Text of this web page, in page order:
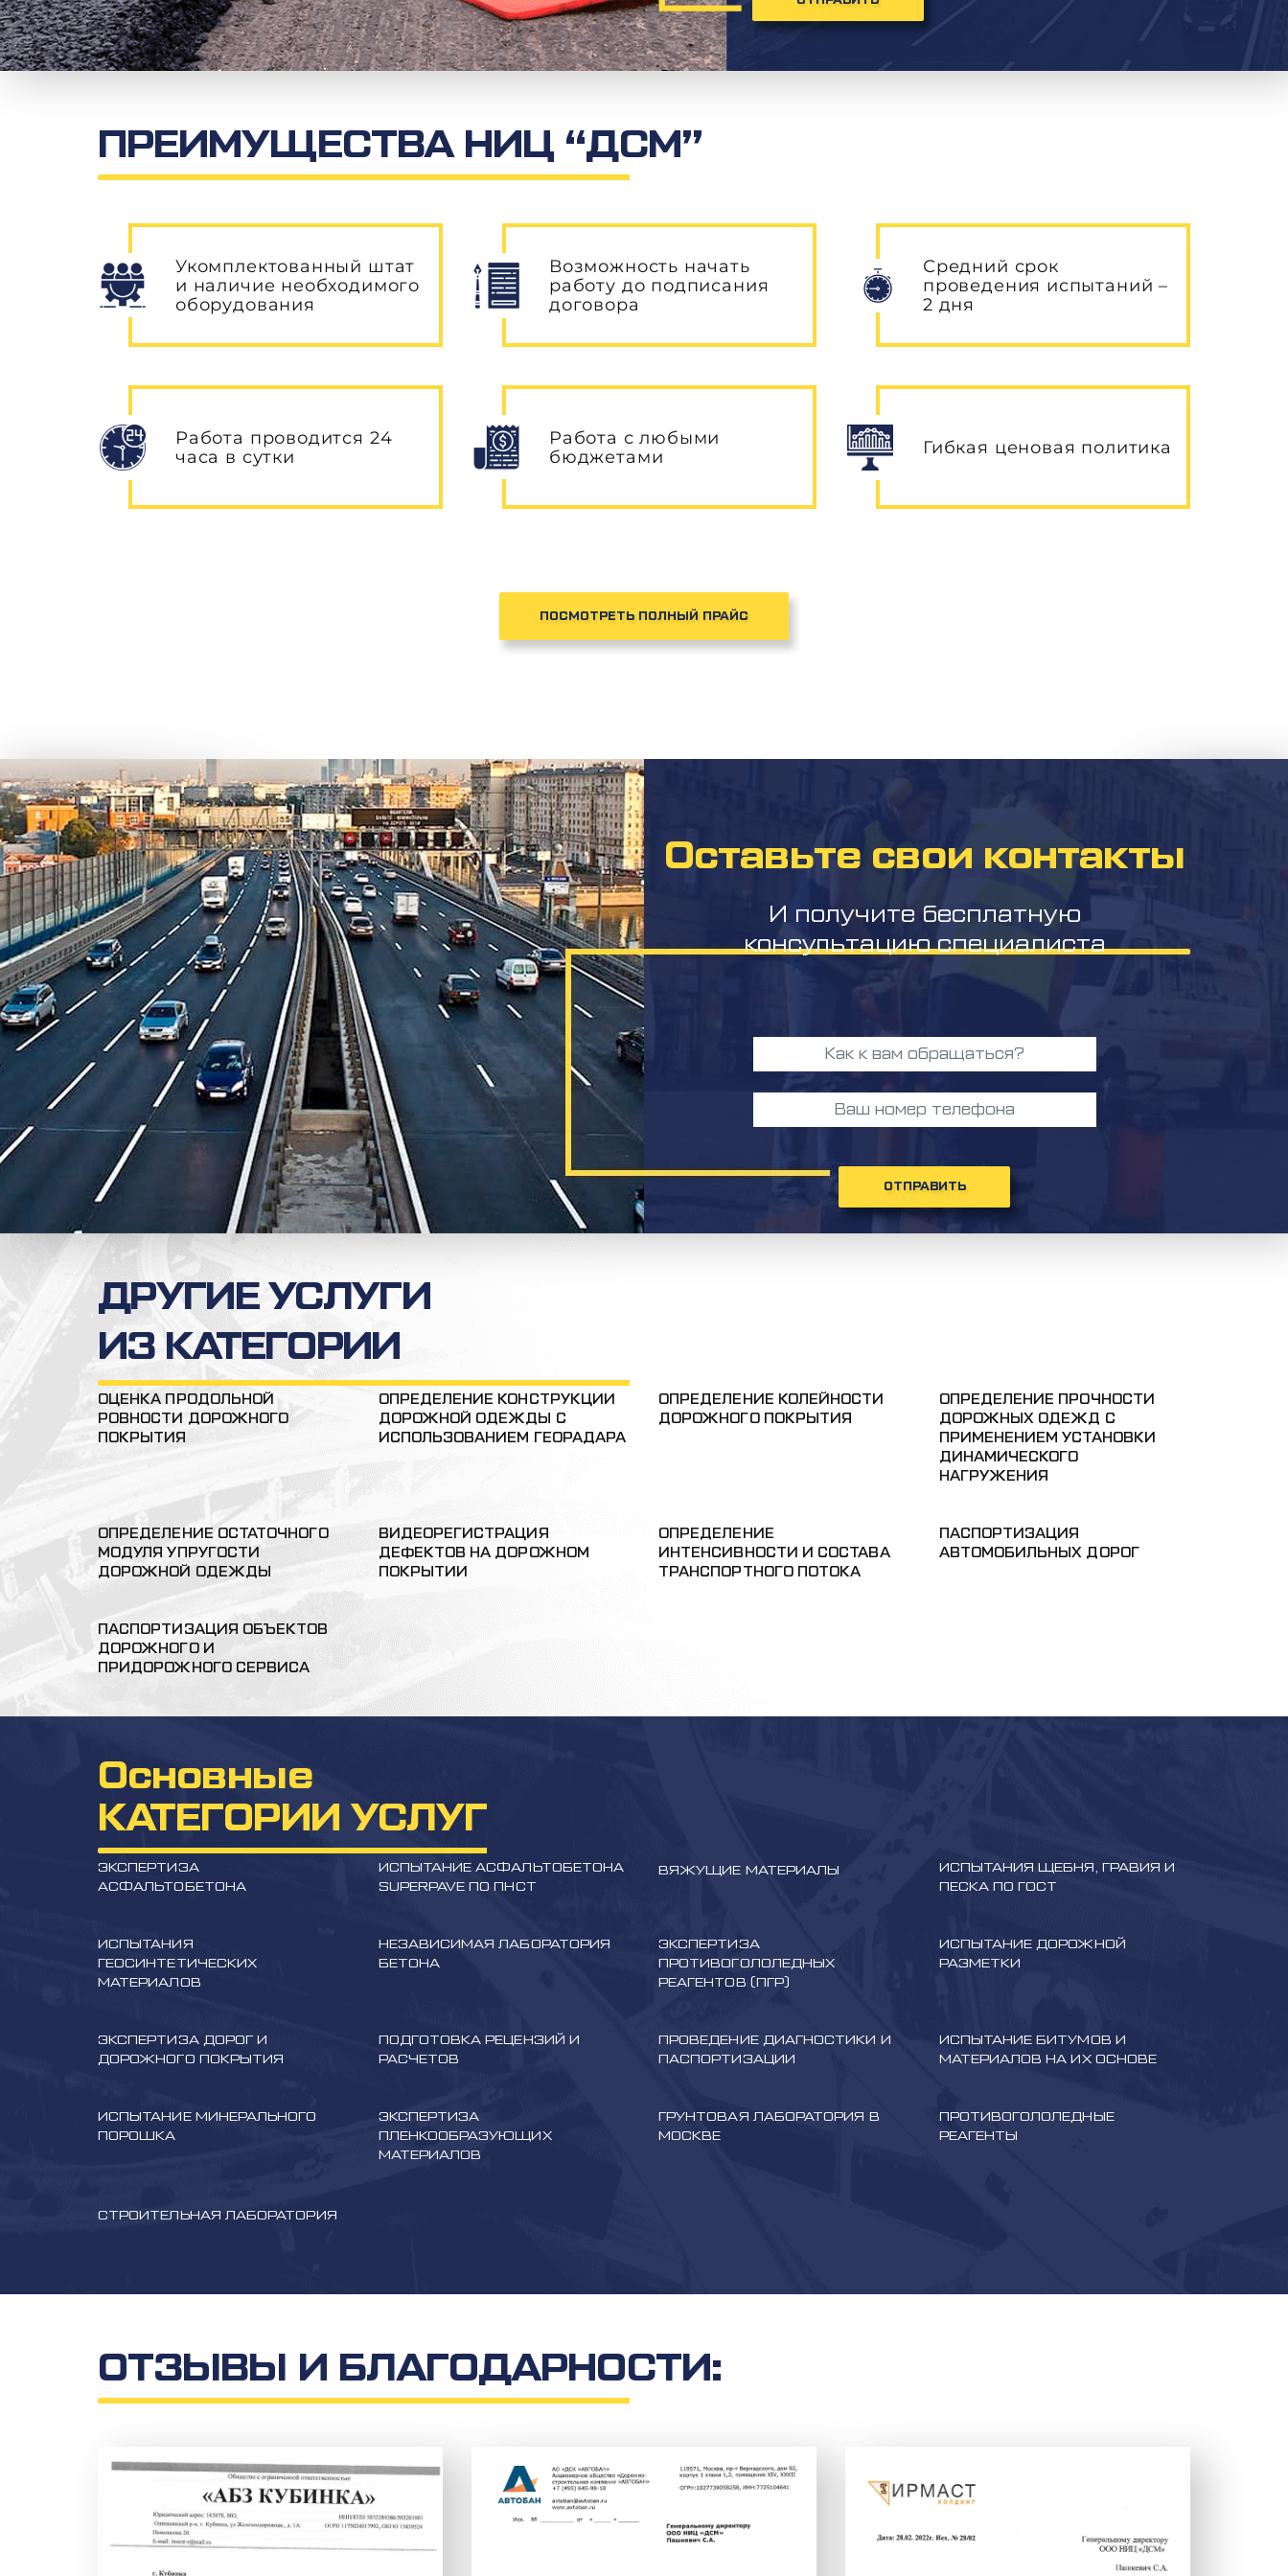
ПРЕИМУЩЕСТВА НИЦ “ДСМ”
Укомплектованный штат
и наличие необходимого
оборудования
Возможность начать
работу до подписания
договора
Средний срок
проведения испытаний –
2 дня
Работа проводится 24
часа в сутки
Работа с любыми
бюджетами
Гибкая ценовая политика
ПОСМОТРЕТЬ ПОЛНЫЙ ПРАЙС
Оставьте свои контакты
И получите бесплатную
консультацию специалиста
ОТПРАВИТЬ
ДРУГИЕ УСЛУГИ
ИЗ КАТЕГОРИИ
ОЦЕНКА ПРОДОЛЬНОЙ
РОВНОСТИ ДОРОЖНОГО
ПОКРЫТИЯ
ОПРЕДЕЛЕНИЕ КОНСТРУКЦИИ
ДОРОЖНОЙ ОДЕЖДЫ С
ИСПОЛЬЗОВАНИЕМ ГЕОРАДАРА
ОПРЕДЕЛЕНИЕ КОЛЕЙНОСТИ
ДОРОЖНОГО ПОКРЫТИЯ
ОПРЕДЕЛЕНИЕ ПРОЧНОСТИ
ДОРОЖНЫХ ОДЕЖД С
ПРИМЕНЕНИЕМ УСТАНОВКИ
ДИНАМИЧЕСКОГО
НАГРУЖЕНИЯ
ОПРЕДЕЛЕНИЕ ОСТАТОЧНОГО
МОДУЛЯ УПРУГОСТИ
ДОРОЖНОЙ ОДЕЖДЫ
ВИДЕОРЕГИСТРАЦИЯ
ДЕФЕКТОВ НА ДОРОЖНОМ
ПОКРЫТИИ
ОПРЕДЕЛЕНИЕ
ИНТЕНСИВНОСТИ И СОСТАВА
ТРАНСПОРТНОГО ПОТОКА
ПАСПОРТИЗАЦИЯ
АВТОМОБИЛЬНЫХ ДОРОГ
ПАСПОРТИЗАЦИЯ ОБЪЕКТОВ
ДОРОЖНОГО И
ПРИДОРОЖНОГО СЕРВИСА
Основные
КАТЕГОРИИ УСЛУГ
ЭКСПЕРТИЗА
АСФАЛЬТОБЕТОНА
ИСПЫТАНИЕ АСФАЛЬТОБЕТОНА
SUPERPAVE ПО ПНСТ
ВЯЖУЩИЕ МАТЕРИАЛЫ
ИСПЫТАНИЯ ЩЕБНЯ, ГРАВИЯ И
ПЕСКА ПО ГОСТ
ИСПЫТАНИЯ
ГЕОСИНТЕТИЧЕСКИХ
МАТЕРИАЛОВ
НЕЗАВИСИМАЯ ЛАБОРАТОРИЯ
БЕТОНА
ЭКСПЕРТИЗА
ПРОТИВОГОЛОЛЕДНЫХ
РЕАГЕНТОВ (ПГР)
ИСПЫТАНИЕ ДОРОЖНОЙ
РАЗМЕТКИ
ЭКСПЕРТИЗА ДОРОГ И
ДОРОЖНОГО ПОКРЫТИЯ
ПОДГОТОВКА РЕЦЕНЗИЙ И
РАСЧЕТОВ
ПРОВЕДЕНИЕ ДИАГНОСТИКИ И
ПАСПОРТИЗАЦИИ
ИСПЫТАНИЕ БИТУМОВ И
МАТЕРИАЛОВ НА ИХ ОСНОВЕ
ИСПЫТАНИЕ МИНЕРАЛЬНОГО
ПОРОШКА
ЭКСПЕРТИЗА
ПЛЕНКООБРАЗУЮЩИХ
МАТЕРИАЛОВ
ГРУНТОВАЯ ЛАБОРАТОРИЯ В
МОСКВЕ
ПРОТИВОГОЛОЛЕДНЫЕ
РЕАГЕНТЫ
СТРОИТЕЛЬНАЯ ЛАБОРАТОРИЯ
ОТЗЫВЫ И БЛАГОДАРНОСТИ: